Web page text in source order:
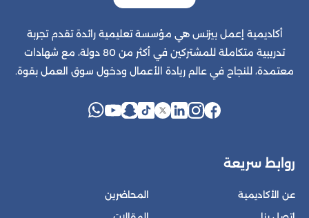
أكاديمية إعمل بيزنس هي مؤسسة تعليمية رائدة تقدم تجربة
تدريبية متكاملة للمشتركين في أكثر من 80 دولة، مع شهادات
معتمدة، للنجاح في عالم ريادة الأعمال ودخول سوق العمل بقوة.
روابط سريعة
عن الأكاديمية المحاضرين